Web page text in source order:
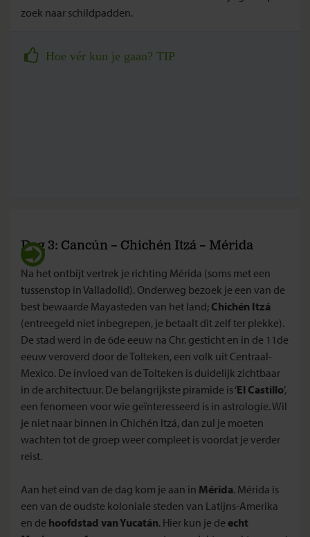
zoek naar schildpadden.
Hoe vér kun je gaan? TIP
Dag 3: Cancún – Chichén Itzá – Mérida
Na het ontbijt vertrek je richting Mérida (soms met een
tussenstop in Valladolid). Onderweg bezoek je een van de
best bewaarde Mayasteden van het land; Chichén Itzá
(entreegeld niet inbegrepen, je betaalt dit zelf ter plekke).
De stad werd in de 6de eeuw na Chr. gesticht en in de 11de
eeuw veroverd door de Tolteken, een volk uit Centraal-
Mexico. De invloed van de Tolteken is duidelijk zichtbaar
in de architectuur. De belangrijkste piramide is ‘El Castillo’,
een fenomeen voor wie geïnteresseerd is in astrologie. Wil
je niet naar binnen in Chichén Itzá, dan zul je moeten
wachten tot de groep weer compleet is voordat je verder
reist.
Aan het eind van de dag kom je aan in Mérida. Mérida is
een van de oudste koloniale steden van Latijns-Amerika
en de hoofdstad van Yucatán. Hier kun je de echt